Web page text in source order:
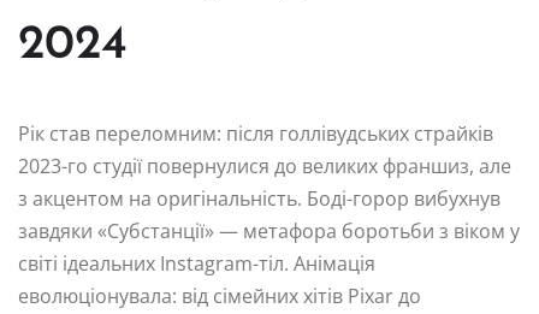
2024
Рік став переломним: після голлівудських страйків
2023-го студії повернулися до великих франшиз, але
з акцентом на оригінальність. Боді-горор вибухнув
завдяки «Субстанції» — метафора боротьби з віком у
світі ідеальних Instagram-тіл. Анімація
еволюціонувала: від сімейних хітів Pixar до